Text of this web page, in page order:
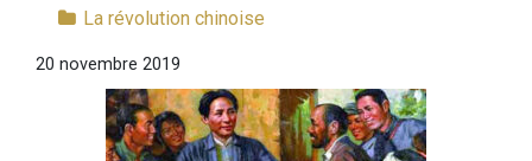
La révolution chinoise
20 novembre 2019